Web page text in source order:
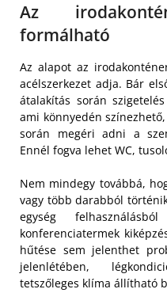
Az
formálható
Az alapot az
acélszerkezet adja. Bár
átalakítás során
ami könnyedén
során megéri adni a
Ennél fogva lehet WC,
Nem mindegy továbbá,
vagy több darabból
egység
konferenciatermek
hűtése sem jelenthet
jelenlétében,
tetszőleges klíma állítható